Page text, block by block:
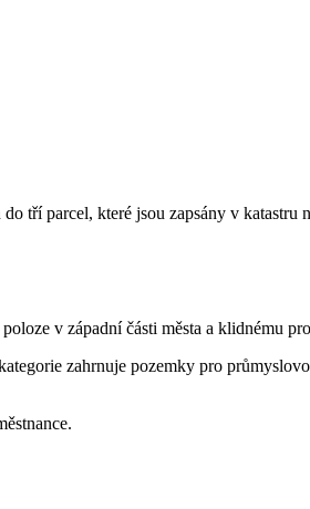
tří parcel, které jsou zapsány v katastru
v západní části města a klidnému
zahrnuje pozemky pro